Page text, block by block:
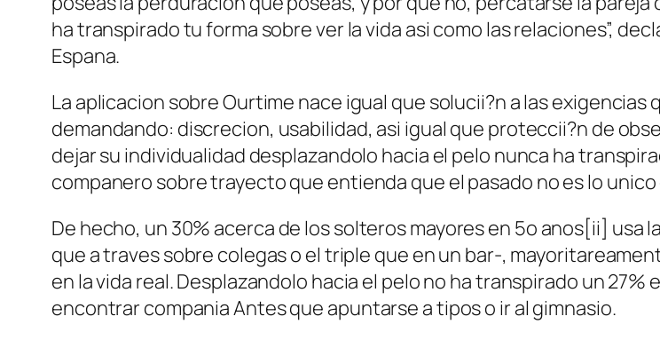
ha transpirado tu forma sobre ver la vida asi­ como las relaciones”,
Espana.
La aplicacion sobre Ourtime nace igual que solucii?n a las
demandando: discrecion, usabilidad, asi­ igual que proteccii?n de
dejar su individualidad desplazandolo hacia el pelo nunca ha
companero sobre trayecto que entienda que el pasado no es lo
De hecho, un 30% acerca de los solteros mayores en 5o anos[ii] usa
que a traves sobre colegas o el triple que en un bar-,
en la vida real. Desplazandolo hacia el pelo no ha transpirado un
encontrar compania Antes que apuntarse a tipos o ir al gimnasio.